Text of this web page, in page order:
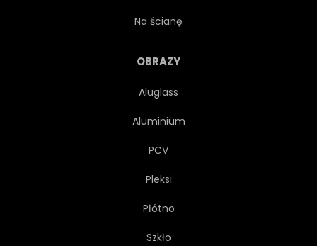
Na ścianę
OBRAZY
Aluglass
Aluminium
PCV
Pleksi
Płótno
Szkło